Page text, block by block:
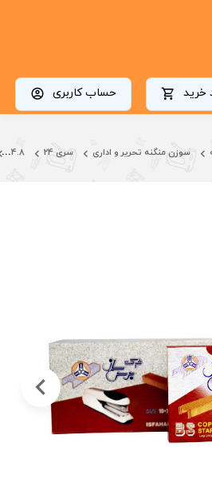
خرید حساب کاربری
سوزن منگنه تحریر و اداری سری 24 24.8